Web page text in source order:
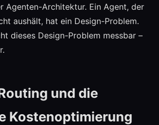
Agenten-Architektur. Ein Agent, der
aushält, hat ein Design-Problem.
dieses Design-Problem messbar –
und die
Kostenoptimierung